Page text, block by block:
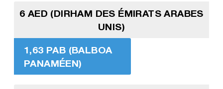
6 AED (DIRHAM DES ÉMIRATS ARABES
UNIS)
1,63 PAB (BALBOA
PANAMÉEN)